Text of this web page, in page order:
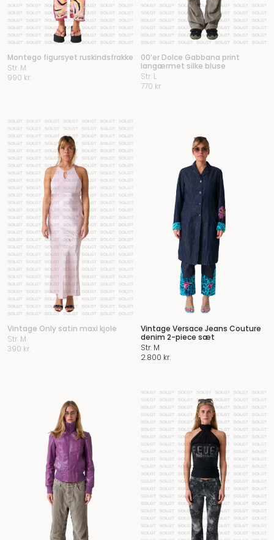
Montego figursyet ruskindsfrakke
Str. M
990 kr.
00’er Dolce Gabbana print
langærmet silke bluse
Str. L
770 kr.
Vintage Only satin maxi kjole
Str. M
390 kr.
Vintage Versace Jeans Couture
denim 2-piece sæt
Str. M
2.800 kr.